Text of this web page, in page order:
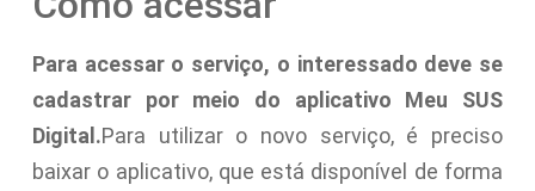
Para acessar o serviço, o interessado deve se
cadastrar por meio do aplicativo Meu SUS
Digital.Para utilizar o novo serviço, é preciso
baixar o aplicativo, que está disponível de forma